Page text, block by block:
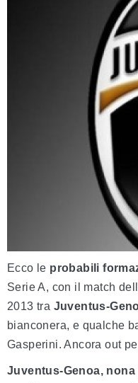
Ecco le probabili
Serie A, con il match
2013 tra Juventus-
bianconera, e qualche
Gasperini. Ancora out
Juventus-Genoa, nona